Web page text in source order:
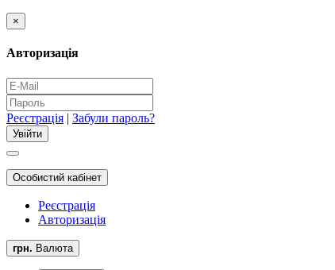
×
Авторизація
Реєстрація | Забули пароль?
Особистий кабінет
Реєстрація
Авторизація
грн. Валюта